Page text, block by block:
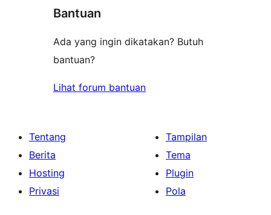
Bantuan
Ada yang ingin dikatakan? Butuh
bantuan?
Lihat forum bantuan
Tentang
Berita
Hosting
Privasi
Tampilan
Tema
Plugin
Pola